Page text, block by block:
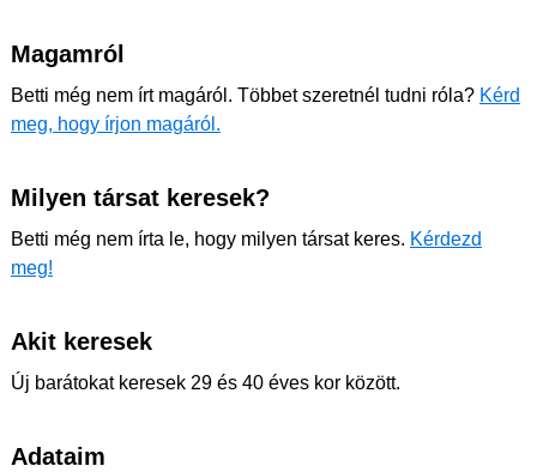
Magamról
Betti még nem írt magáról. Többet szeretnél tudni róla? Kérd
meg, hogy írjon magáról.
Milyen társat keresek?
Betti még nem írta le, hogy milyen társat keres. Kérdezd
meg!
Akit keresek
Új barátokat keresek 29 és 40 éves kor között.
Adataim